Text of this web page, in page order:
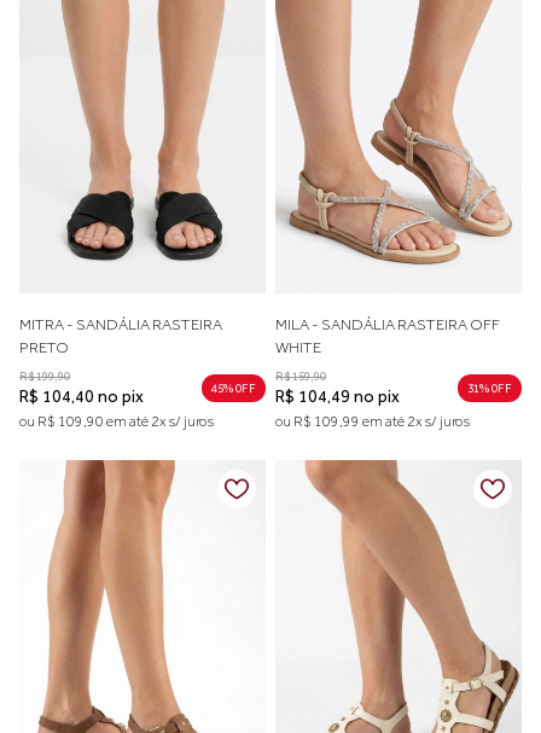
MITRA - SANDÁLIA RASTEIRA
PRETO
R$ 199,90
R$ 104,40 no pix 45% 0FF
ou R$ 109,90 em até 2x s/ juros
MILA - SANDÁLIA RASTEIRA OFF
WHITE
R$ 159,90
R$ 104,49 no pix 31% 0FF
ou R$ 109,99 em até 2x s/ juros